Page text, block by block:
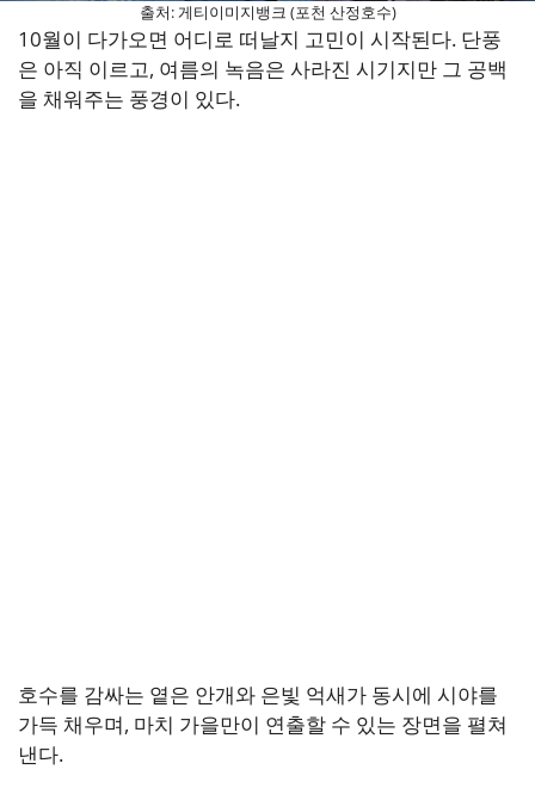
출처: 게티이미지뱅크 (포천 산정호수)
10월이 다가오면 어디로 떠날지 고민이 시작된다. 단풍
은 아직 이르고, 여름의 녹음은 사라진 시기지만 그 공백
을 채워주는 풍경이 있다.
호수를 감싸는 옅은 안개와 은빛 억새가 동시에 시야를
가득 채우며, 마치 가을만이 연출할 수 있는 장면을 펼쳐
낸다.